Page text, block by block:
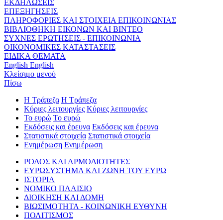
ΕΚΔΗΛΩΣΕΙΣ
ΕΠΕΞΗΓΗΣΕΙΣ
ΠΛΗΡΟΦΟΡΙΕΣ ΚΑΙ ΣΤΟΙΧΕΙΑ ΕΠΙΚΟΙΝΩΝΙΑΣ
ΒΙΒΛΙΟΘΗΚΗ ΕΙΚΟΝΩΝ ΚΑΙ ΒΙΝΤΕΟ
ΣΥΧΝΕΣ ΕΡΩΤΗΣΕΙΣ - ΕΠΙΚΟΙΝΩΝΙΑ
ΟΙΚΟΝΟΜΙΚΕΣ ΚΑΤΑΣΤΑΣΕΙΣ
ΕΙΔΙΚΑ ΘΕΜΑΤΑ
English English
Κλείσιμο μενού
Πίσω
Η Τράπεζα Η Τράπεζα
Κύριες λειτουργίες Κύριες λειτουργίες
Το ευρώ Το ευρώ
Εκδόσεις και έρευνα Εκδόσεις και έρευνα
Στατιστικά στοιχεία Στατιστικά στοιχεία
Ενημέρωση Ενημέρωση
ΡΟΛΟΣ ΚΑΙ ΑΡΜΟΔΙΟΤΗΤΕΣ
ΕΥΡΩΣΥΣΤΗΜΑ ΚΑΙ ΖΩΝΗ ΤΟΥ ΕΥΡΩ
ΙΣΤΟΡΙΑ
ΝΟΜΙΚΟ ΠΛΑΙΣΙΟ
ΔΙΟΙΚΗΣΗ ΚΑΙ ΔΟΜΗ
ΒΙΩΣΙΜΟΤΗΤΑ - ΚΟΙΝΩΝΙΚΗ ΕΥΘΥΝΗ
ΠΟΛΙΤΙΣΜΟΣ